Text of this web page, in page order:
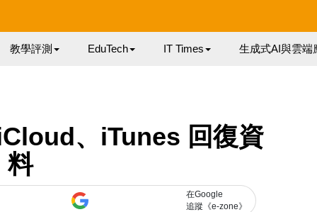
教學評測 EduTech IT Times 生成式AI與雲端
、iTunes 回復資
料
在Google
追蹤《e-zone》